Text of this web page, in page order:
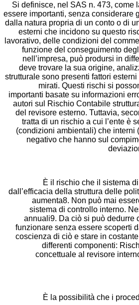
Si definisce, nel SAS n. 473, come
essere importanti, senza considerare
dalla natura propria di un conto o di
esterni che incidono su questo
lavorativo, delle condizioni del
funzione del conseguimento
nell’impresa, può prodursi in
deve trovare la sua origine,
strutturale sono presenti fattori
mirati. Questi rischi si
importanti basate su informazioni
autori sul Rischio Contabile
del revisore esterno. Tuttavia,
tratta di un rischio a cui l’ente è
(condizioni ambientali) che interni
negativo che hanno sul
È il rischio che il sistema
dall’efficacia della struttura delle
aumenta8. Non può mai
sistema di controllo interno.
annuali9. Da ciò si può dedurre
funzionare senza essere scoperti
coscienza di ciò e stare in
differenti componenti:
concettuale al revisore
È la possibilità che i